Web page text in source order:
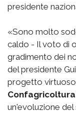
presidente
«Sono molto
caldo - Il voto di
gradimento dei
del presidente
progetto
un'evoluzione